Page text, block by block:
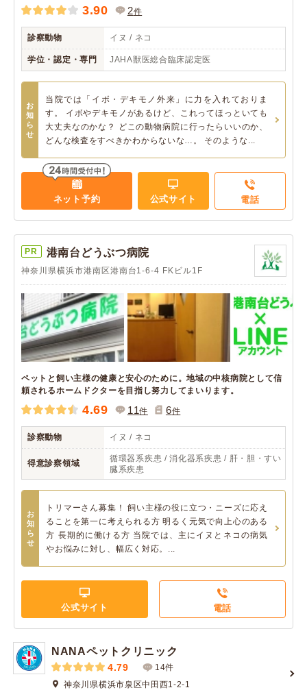
3.90 2件
診察動物 イヌ / ネコ
学位・認定・専門 JAHA獣医総合臨床認定医
お
知
ら
せ
当院では「イボ・デキモノ外来」に力を入れておりま
す。 イボやデキモノがあるけど、これってほっといても
大丈夫なのかな？ どこの動物病院に行ったらいいのか、
どんな検査をすべきかわからないな…。 そのような...
ネット予約 公式サイト 電話
PR 港南台どうぶつ病院
神奈川県横浜市港南区港南台1-6-4 FKビル1F
ペットと飼い主様の健康と安心のために。地域の中核病院として信
頼されるホームドクターを目指し努力してまいります。
4.69 11件 6件
診察動物 イヌ / ネコ
得意診察領域
循環器系疾患 / 消化器系疾患 / 肝・胆・すい
臓系疾患
お
知
ら
せ
トリマーさん募集！ 飼い主様の役に立つ・ニーズに応え
ることを第一に考えられる方 明るく元気で向上心のある
方 長期的に働ける方 当院では、主にイヌとネコの病気
やお悩みに対し、幅広く対応。...
公式サイト 電話
NANAペットクリニック
4.79
14件
神奈川県横浜市泉区中田西1-2-1